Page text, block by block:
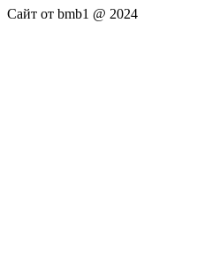
Сайт от bmb1 @ 2024